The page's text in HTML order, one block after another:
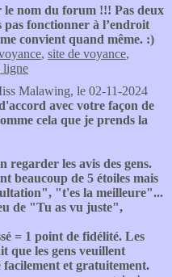
le nom du forum !!! Pas deux
pas fonctionner à l’endroit
convient quand même. :)
, site de voyance,
ligne
Malawing, le 02-11-2024
avec votre façon de
cela que je prends la
regarder les avis des gens.
beaucoup de 5 étoiles mais
"t'es la meilleure"...
de "Tu as vu juste",
= 1 point de fidélité. Les
que les gens veuillent
et gratuitement.